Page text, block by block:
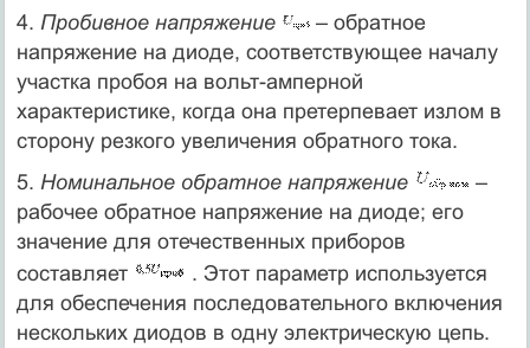
4. Пробивное напряжение
– обратное
напряжение на диоде, соответствующее началу
участка пробоя на вольт-амперной
характеристике, когда она претерпевает излом в
сторону резкого увеличения обратного тока.
5. Номинальное обратное напряжение
–
рабочее обратное напряжение на диоде; его
значение для отечественных приборов
составляет
. Этот параметр используется
для обеспечения последовательного включения
нескольких диодов в одну электрическую цепь.